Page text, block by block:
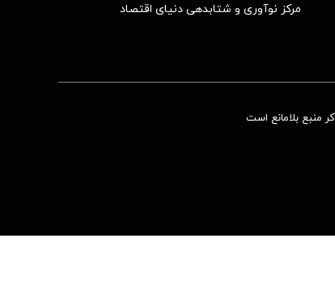
مرکز نوآوری و شتابدهی دنیای اقتصاد
منبع بلامانع است